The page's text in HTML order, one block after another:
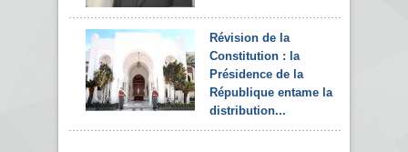
Révision de la
Constitution : la
Présidence de la
République entame la
distribution...